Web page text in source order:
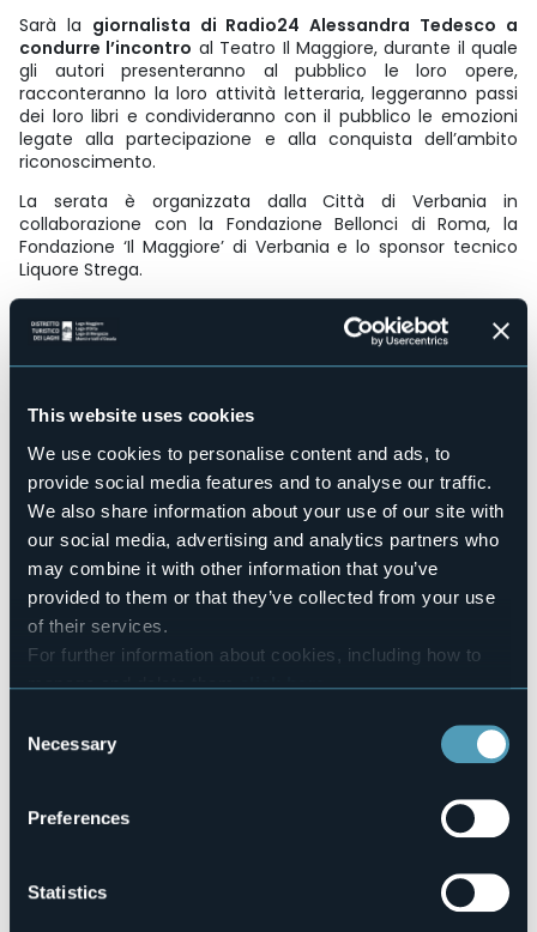
This website uses cookies
We use cookies to personalise content and ads, to
provide social media features and to analyse our traffic.
We also share information about your use of our site with
our social media, advertising and analytics partners who
may combine it with other information that you’ve
provided to them or that they’ve collected from your use
of their services.
For further information about cookies, including how to
manage and delete themclick here.
Selection
Necessary
Preferences
Statistics
Sarà la giornalista di Radio24 Alessandra Tedesco a
condurre l’incontro al Teatro Il Maggiore, durante il quale
gli autori presenteranno al pubblico le loro opere,
racconteranno la loro attività letteraria, leggeranno passi
dei loro libri e condivideranno con il pubblico le emozioni
legate alla partecipazione e alla conquista dell’ambito
riconoscimento.
La serata è organizzata dalla Città di Verbania in
collaborazione con la Fondazione Bellonci di Roma, la
Fondazione ‘Il Maggiore’ di Verbania e lo sponsor tecnico
Liquore Strega.
possibile prenotarsi online al sito
In alternativa, si può ritirare il
Pallanza e alla Biblioteca Comunale ‘Pietro Ceretti’.
Ecco i nomi dei 12 autori candidati, in lizza per il Premio
2024:
Sonia Aggio,Nella stanza dell’imperatore (Fazi),
proposto da Simona Cives.
Adrián N. Bravi,Adelaida(Nutrimenti), proposto da
Romana Petri.
Paolo Di Paolo
proposto da Gianni Amelio.
Donatella Di Pietrantonio,L’età fragile(Einaudi),
proposto da Vittorio Lingiardi.
Antonella Lattanzi
Cose che non si
Dalla stessa parte mi troverai(SEM),
proposto da Franco Di Mare.
(Bompiani),
Daniele Rielli
Il fuoco invisibile. Storia umana di un
(Rizzoli), proposto da Antonio